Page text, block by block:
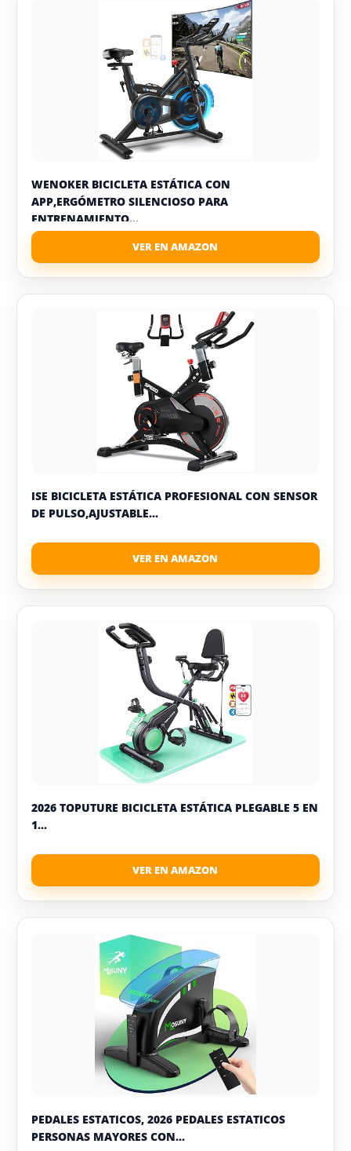
WENOKER BICICLETA ESTÁTICA CON
APP,ERGÓMETRO SILENCIOSO PARA
ENTRENAMIENTO...
ISE BICICLETA ESTÁTICA PROFESIONAL CON SENSOR
DE PULSO,AJUSTABLE...
2026 TOPUTURE BICICLETA ESTÁTICA PLEGABLE 5 EN
1...
PEDALES ESTATICOS, 2026 PEDALES ESTATICOS
PERSONAS MAYORES CON...